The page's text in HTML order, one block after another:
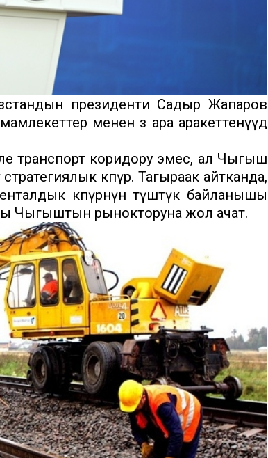
президенти Садыр Жапаров
менен өз ара аракеттенүүдө
транспорт коридору эмес, ал Чыгыш
көпүрө. Тагыраак айтканда,
көпүрөнүн түштүк байланышы
Чыгыштын рынокторуна жол ачат.